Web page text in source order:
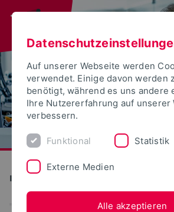
Informatik und Automation
Auf unserer Webseite werden
verwendet. Einige davon werden
benötigt, während es uns andere
Ihre Nutzererfahrung auf unserer
verbessern.
Funktional Statistik
Externe Medien
Alle akzeptieren